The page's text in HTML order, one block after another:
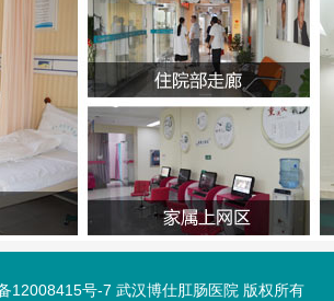
12008415号-7 武汉博仕肛肠医院 版权所有